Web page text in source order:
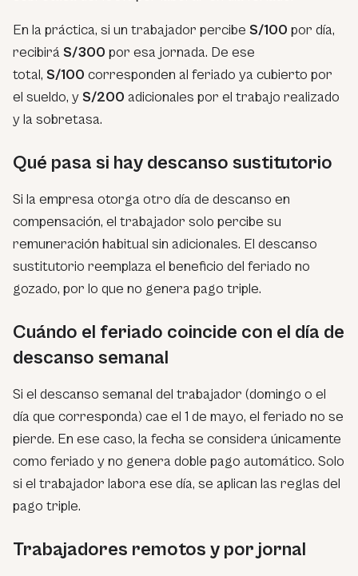
En la práctica, si un trabajador percibe S/100 por día,
recibirá S/300 por esa jornada. De ese
total, S/100 corresponden al feriado ya cubierto por
el sueldo, yS/200 adicionales por el trabajo realizado
y la sobretasa.
Qué pasa si hay descanso sustitutorio
Si la empresa otorga otro día de descanso en
compensación, el trabajador solo percibe su
remuneración habitual sin adicionales. El descanso
sustitutorio reemplaza el beneficio del feriado no
gozado, por lo que no genera pago triple.
Cuándo el feriado coincide con el día de
descanso semanal
Si el descanso semanal del trabajador (domingo o el
día que corresponda) cae el 1 de mayo, el feriado no se
pierde. En ese caso, la fecha se considera únicamente
como feriado y no genera doble pago automático. Solo
si el trabajador labora ese día, se aplican las reglas del
pago triple.
Trabajadores remotos y por jornal